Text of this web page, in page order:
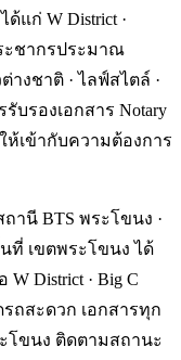
แก่ W District ·
ระชากรประมาณ
งชาติ · ไลฟ์สไตล์ ·
บรองเอกสาร Notary
ห้เข้ากับความต้องการ
านี BTS พระโขนง ·
ที่ เขตพระโขนง ได้
District · Big C
ถสะดวก เอกสารทุก
โขนง ติดตามสถานะ